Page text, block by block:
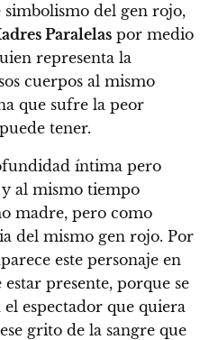
simbolismo del gen rojo,
Paralelas por medio
representa la
cuerpos al mismo
que sufre la peor
tener.
íntima pero
al mismo tiempo
madre, pero como
del mismo gen rojo. Por
este personaje en
presente, porque se
espectador que quiera
grito de la sangre que